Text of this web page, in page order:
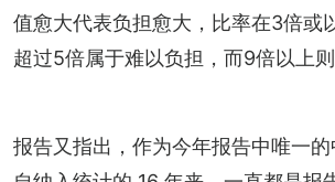
值愈大代表负担愈大，比率在3倍或
超过5倍属于难以负担，而9倍以上则
报告又指出，作为今年报告中唯一